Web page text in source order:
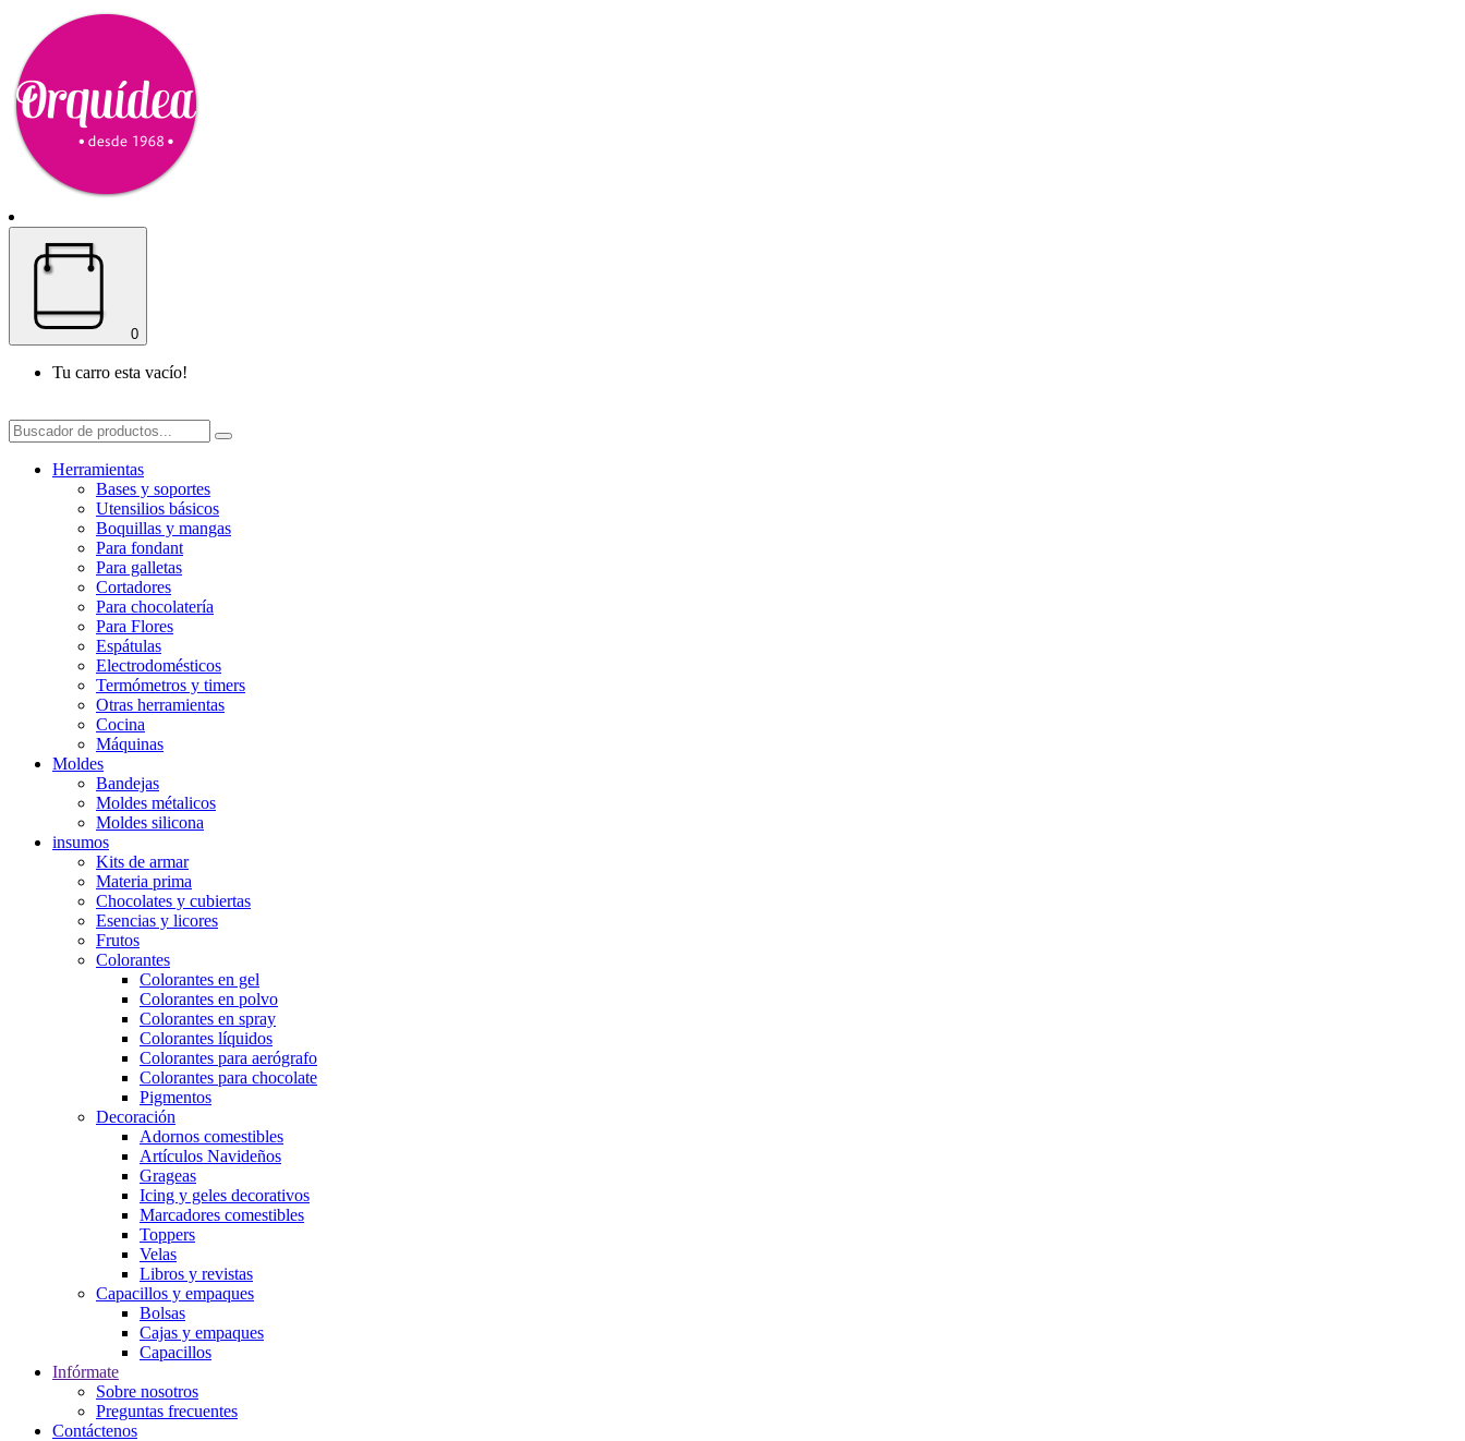
0
Tu carro esta vacío!
Herramientas
Bases y soportes
Utensilios básicos
Boquillas y mangas
Para fondant
Para galletas
Cortadores
Para chocolatería
Para Flores
Espátulas
Electrodomésticos
Termómetros y timers
Otras herramientas
Cocina
Máquinas
Moldes
Bandejas
Moldes métalicos
Moldes silicona
insumos
Kits de armar
Materia prima
Chocolates y cubiertas
Esencias y licores
Frutos
Colorantes
Colorantes en gel
Colorantes en polvo
Colorantes en spray
Colorantes líquidos
Colorantes para aerógrafo
Colorantes para chocolate
Pigmentos
Decoración
Adornos comestibles
Artículos Navideños
Grageas
Icing y geles decorativos
Marcadores comestibles
Toppers
Velas
Libros y revistas
Capacillos y empaques
Bolsas
Cajas y empaques
Capacillos
Infórmate
Sobre nosotros
Preguntas frecuentes
Contáctenos